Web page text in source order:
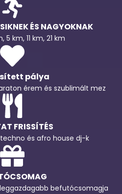
ÉS NAGYOKNAK
5 km, 11 km, 21 km
pálya
érem és szublimált mez
FRISSÍTÉS
és afro house dj-k
befutócsomagja